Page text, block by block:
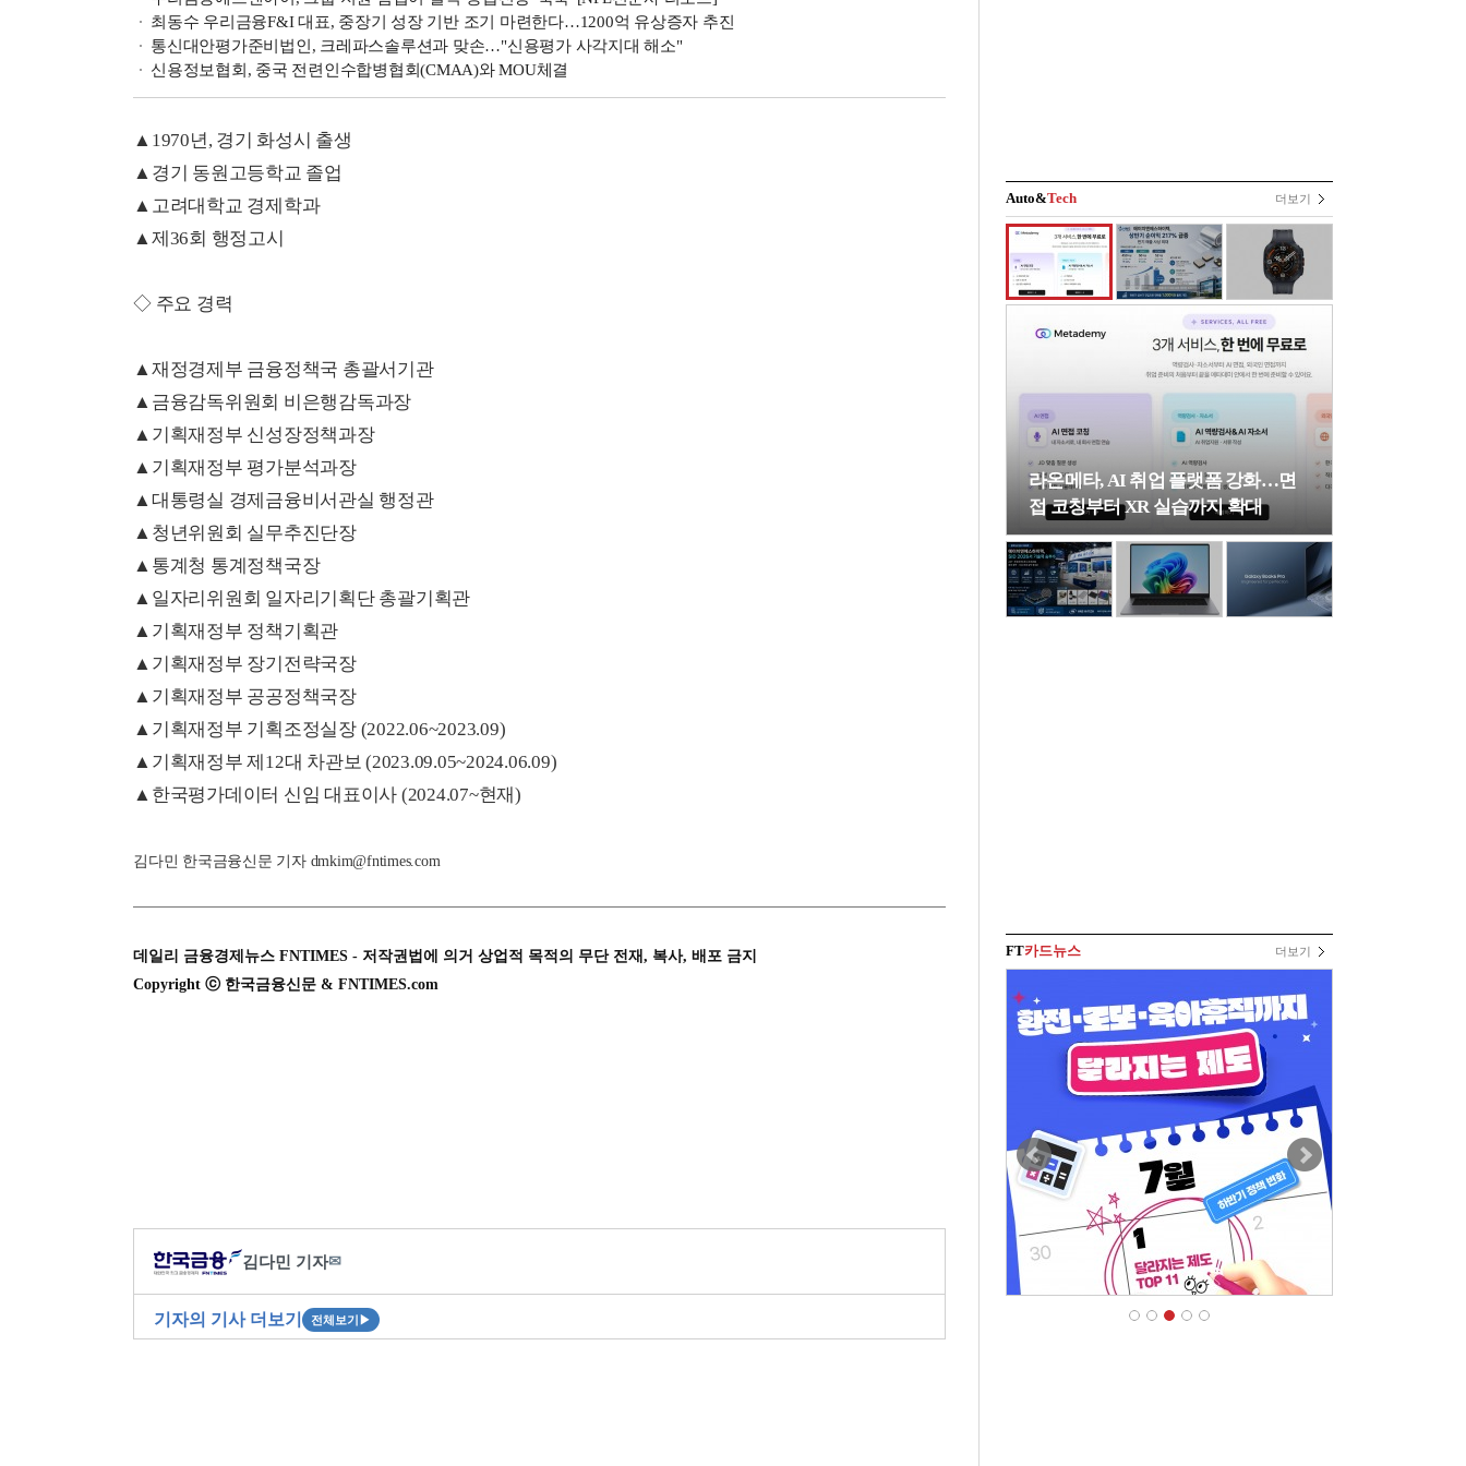
최동수 우리금융F&I 대표, 중장기 성장 기반 조기 마련한다…1200억 유상증자 추진
통신대안평가준비법인, 크레파스솔루션과 맞손…"신용평가 사각지대 해소"
신용정보협회, 중국 전련인수합병협회(CMAA)와 MOU체결
▲1970년, 경기 화성시 출생
▲경기 동원고등학교 졸업
▲고려대학교 경제학과
▲제36회 행정고시
◇ 주요 경력
▲재정경제부 금융정책국 총괄서기관
▲금융감독위원회 비은행감독과장
▲기획재정부 신성장정책과장
▲기획재정부 평가분석과장
▲대통령실 경제금융비서관실 행정관
▲청년위원회 실무추진단장
▲통계청 통계정책국장
▲일자리위원회 일자리기획단 총괄기획관
▲기획재정부 정책기획관
▲기획재정부 장기전략국장
▲기획재정부 공공정책국장
▲기획재정부 기획조정실장 (2022.06~2023.09)
▲기획재정부 제12대 차관보 (2023.09.05~2024.06.09)
▲한국평가데이터 신임 대표이사 (2024.07~현재)
김다민 한국금융신문 기자 dmkim@fntimes.com
데일리 금융경제뉴스 FNTIMES - 저작권법에 의거 상업적 목적의 무단 전재, 복사, 배포 금지
Copyright ⓒ 한국금융신문 & FNTIMES.com
김다민 기자✉
기자의 기사 더보기 전체보기 ▶
Auto&Tech 더보기
라온메타, AI 취업 플랫폼 강화…면
접 코칭부터 XR 실습까지 확대
FT카드뉴스 더보기